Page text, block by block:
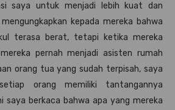
saya untuk menjadi lebih kuat dan
kepada mereka bahwa
terasa berat, tetapi ketika mereka
pernah menjadi asisten rumah
orang tua yang sudah terpisah, saya
orang memiliki tantangannya
saya berkaca bahwa apa yang mereka